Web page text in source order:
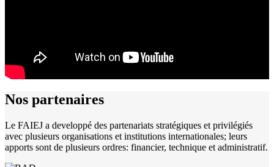
Nos partenaires
Le FAIEJ a developpé des partenariats stratégiques et privilégiés
avec plusieurs organisations et institutions internationales; leurs
apports sont de plusieurs ordres: financier, technique et administratif.